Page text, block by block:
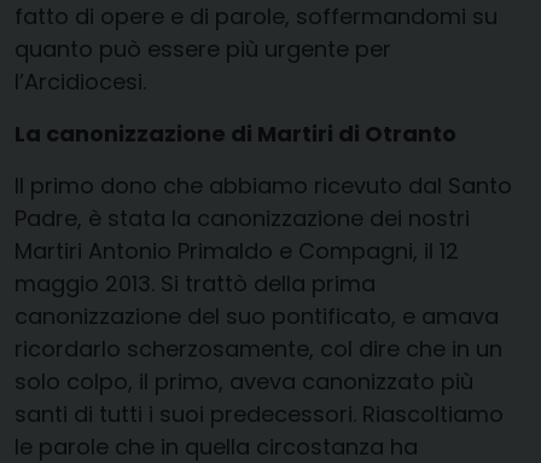
fatto di opere e di parole, soffermandomi su
quanto può essere più urgente per
l’Arcidiocesi.
La canonizzazione di Martiri di Otranto
Il primo dono che abbiamo ricevuto dal Santo
Padre, è stata la canonizzazione dei nostri
Martiri Antonio Primaldo e Compagni, il 12
maggio 2013. Si trattò della prima
canonizzazione del suo pontificato, e amava
ricordarlo scherzosamente, col dire che in un
solo colpo, il primo, aveva canonizzato più
santi di tutti i suoi predecessori. Riascoltiamo
le parole che in quella circostanza ha